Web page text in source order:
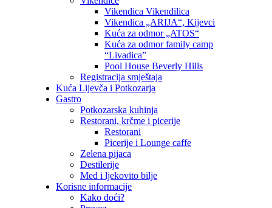
Vikendica Vikendilica
Vikendica „ARIJA“, Kijevci
Kuća za odmor „ATOS“
Kuća za odmor family camp
“Livadica”
Pool House Beverly Hills
Registracija smještaja
Kuća Lijevča i Potkozarja
Gastro
Potkozarska kuhinja
Restorani, krčme i picerije
Restorani
Picerije i Lounge caffe
Zelena pijaca
Destilerije
Med i ljekovito bilje
Korisne informacije
Kako doći?